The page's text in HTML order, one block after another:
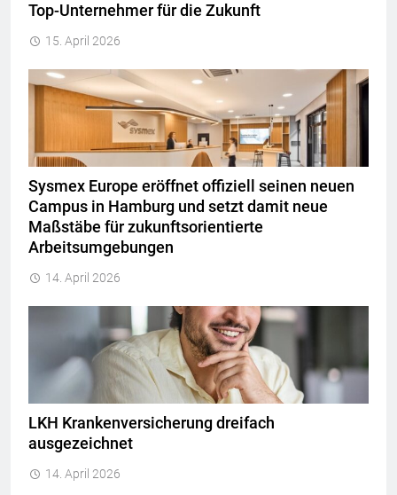
Top-Unternehmer für die Zukunft
15. April 2026
Sysmex Europe eröffnet offiziell seinen neuen
Campus in Hamburg und setzt damit neue
Maßstäbe für zukunftsorientierte
Arbeitsumgebungen
14. April 2026
LKH Krankenversicherung dreifach
ausgezeichnet
14. April 2026